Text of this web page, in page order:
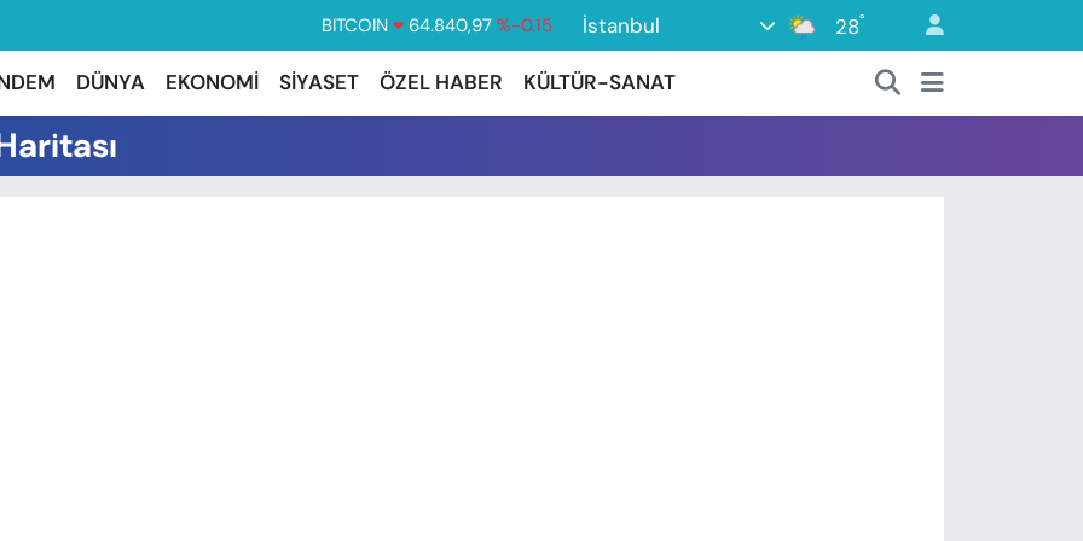
BITCOIN 64.840,97 %-0.15
DOLAR
47,7436
%0.18
EURO
55,2510 %0.32
İstanbul 28°
DÜNYA EKONOMİ SİYASET ÖZEL HABER KÜLTÜR-SANAT